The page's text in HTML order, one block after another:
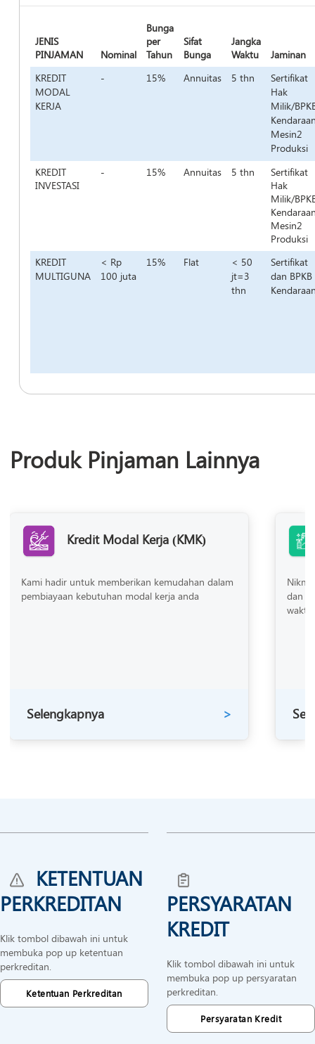
JENIS
PINJAMAN
Nominal
Bunga
per
Tahun
Sifat
Bunga
Jangka
Waktu
Jaminan
KREDIT
MODAL
KERJA
- 15% Annuitas 5 thn
Sertifikat
Hak
Milik/
Mesin2
Produksi
KREDIT
INVESTASI
- 15% Annuitas 5 thn
Sertifikat
Hak
Milik/
Mesin2
Produksi
KREDIT
MULTIGUNA
< Rp
100 juta
15% Flat
< 50
jt=3
thn
Sertifikat
dan BPKB
Produk Pinjaman Lainnya
Kredit Modal Kerja (KMK)
Kami hadir untuk memberikan kemudahan dalam
pembiayaan kebutuhan modal kerja anda
Selengkapnya >
dan
waktu
KETENTUAN
PERKREDITAN
Klik tombol dibawah ini untuk
membuka pop up ketentuan
perkreditan.
Ketentuan Perkreditan
PERSYARATAN
KREDIT
Klik tombol dibawah ini untuk
membuka pop up persyaratan
perkreditan.
Persyaratan Kredit